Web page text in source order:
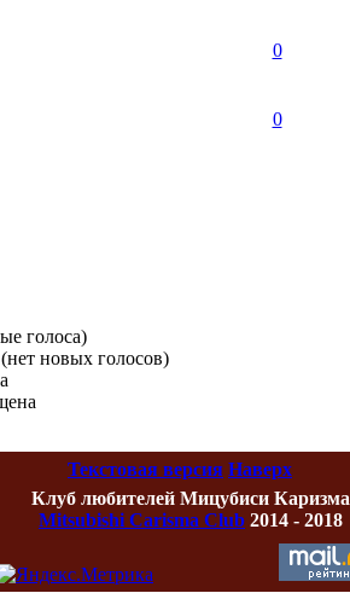
0
0
голоса)
новых голосов)
Текстовая версия Наверх
Клуб любителей Мицубиси Каризма
Mitsubishi Carisma Club 2014 - 2018